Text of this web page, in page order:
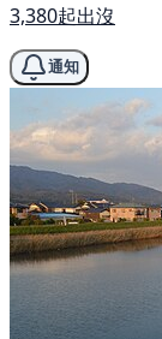
3,380起出沒
通知